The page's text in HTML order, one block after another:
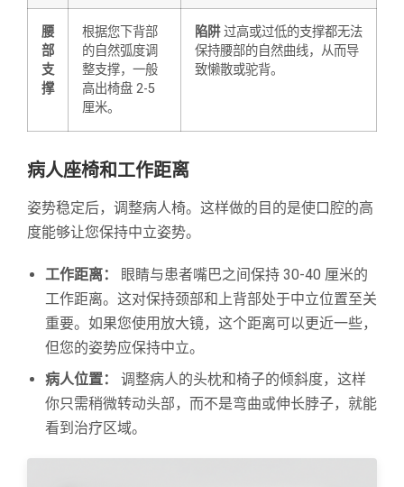
腰
部
支
撑
根据您下背部
的自然弧度调
整支撑，一般
高出椅盘 2-5
厘米。
陷阱过高或过低的支撑都无法
保持腰部的自然曲线，从而导
致懒散或驼背。
病人座椅和工作距离
姿势稳定后，调整病人椅。这样做的目的是使口腔的高
度能够让您保持中立姿势。
工作距离：
眼睛与患者嘴巴之间保持 30-40 厘米的
工作距离。这对保持颈部和上背部处于中立位置至关
重要。如果您使用放大镜，这个距离可以更近一些，
但您的姿势应保持中立。
病人位置：
调整病人的头枕和椅子的倾斜度，这样
你只需稍微转动头部，而不是弯曲或伸长脖子，就能
看到治疗区域。